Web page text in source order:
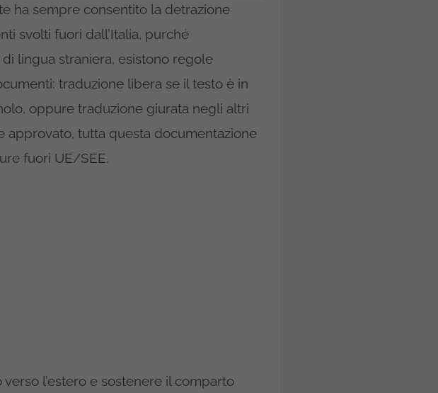
ha sempre consentito la detrazione
svolti fuori dall’Italia, purché
lingua straniera, esistono regole
traduzione libera se il testo è in
oppure traduzione giurata negli altri
approvato, tutta questa documentazione
fuori UE/SEE.
verso l’estero e sostenere il comparto